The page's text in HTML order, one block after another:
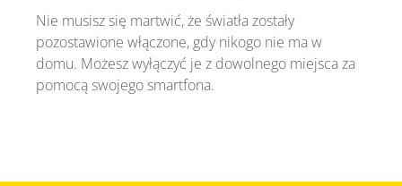
Nie musisz się martwić, że światła zostały
pozostawione włączone, gdy nikogo nie ma w
domu. Możesz wyłączyć je z dowolnego miejsca za
pomocą swojego smartfona.